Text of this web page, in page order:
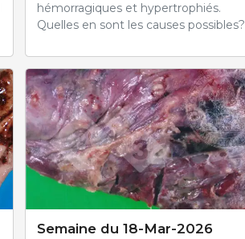
hémorragiques et hypertrophiés.
Quelles en sont les causes possibles?
Semaine du 18-Mar-2026